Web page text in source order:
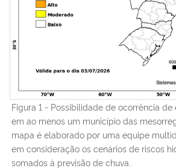
Figura 1 - Possibilidade de ocorrência
em ao menos um município das
mapa é elaborado por uma equipe
em consideração os cenários de riscos
somados à previsão de chuva..